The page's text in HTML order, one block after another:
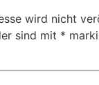
wird nicht
sind mit *